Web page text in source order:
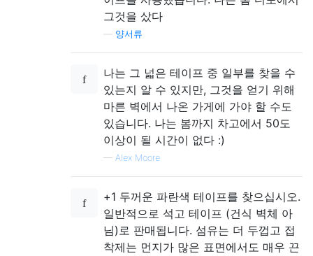
그것을 샀다
양서류
나는 그 넓은 테이프 중 일부를 찾을 수
있는지 알 수 있지만, 그것을 얻기 위해
마른 벽에서 나온 가게에 가야 할 수도
있습니다. 나는 봄까지 차고에서 50도
이상이 될 시간이 없다 :)
— Alex Moore
+1 두꺼운 파란색 테이프를 찾으십시오.
일반적으로 석고 테이프 (건식 벽체 아
님)로 판매됩니다. 섬유는 더 두껍고 접
착제는 먼지가 많은 표면에서도 매우 끈